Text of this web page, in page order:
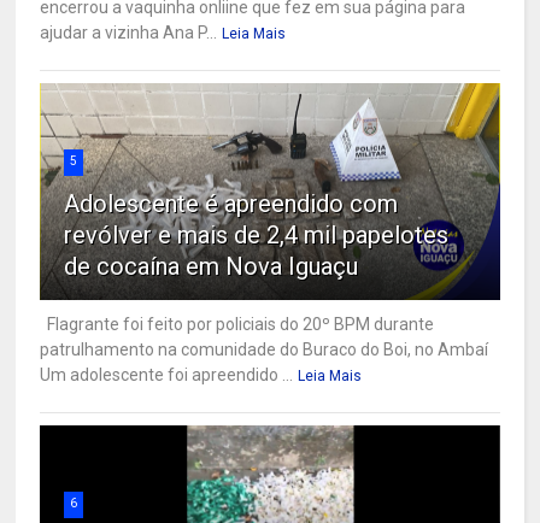
encerrou a vaquinha onliine que fez em sua página para
ajudar a vizinha Ana P...
Leia Mais
5
Adolescente é apreendido com
revólver e mais de 2,4 mil papelotes
de cocaína em Nova Iguaçu
Flagrante foi feito por policiais do 20º BPM durante
patrulhamento na comunidade do Buraco do Boi, no Ambaí
Um adolescente foi apreendido ...
Leia Mais
6